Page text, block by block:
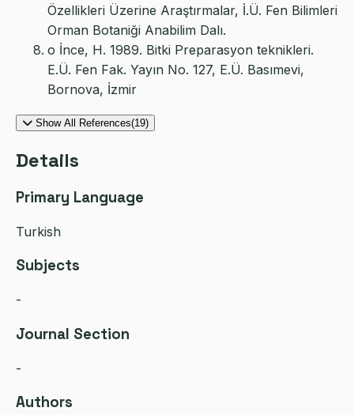
Özellikleri Üzerine Araştırmalar, İ.Ü. Fen Bilimleri
Orman Botaniği Anabilim Dalı.
o İnce, H. 1989. Bitki Preparasyon teknikleri.
E.Ü. Fen Fak. Yayın No. 127, E.Ü. Basımevi,
Bornova, İzmir
Show All References(19)
Details
Primary Language
Turkish
Subjects
-
Journal Section
-
Authors